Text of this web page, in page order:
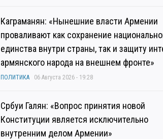
Каграманян: «Нынешние власти Армении
проваливают как сохранение
единства внутри страны, так и защиту
армянского народа на внешнем фронте»
ПОЛИТИКА 06 Августа 2026 - 19:28
Србуи Галян: «Вопрос принятия новой
Конституции является исключительно
внутренним делом Армении»